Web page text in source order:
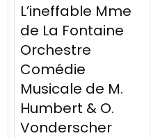
L’ineffable Mme
de La Fontaine
Orchestre
Comédie
Musicale de M.
Humbert & O.
Vonderscher